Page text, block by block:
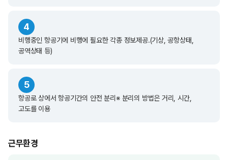
4
비행중인 항공기에 비행에 필요한 각종 정보제공.(기상, 공항상태,
공역상태 등)
5
항공로 상에서 항공기간의 안전 분리※ 분리의 방법은 거리, 시간,
고도를 이용
근무환경